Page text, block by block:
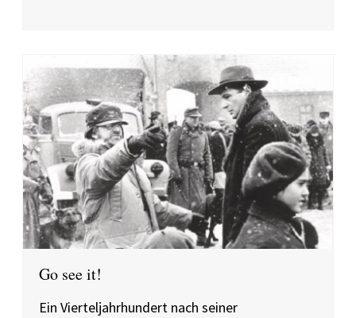
Go see it!
Ein Vierteljahrhundert nach seiner